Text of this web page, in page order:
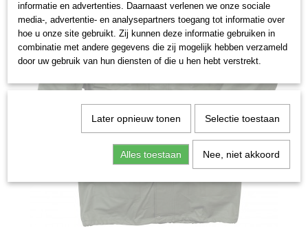
informatie en advertenties. Daarnaast verlenen we onze sociale
media-, advertentie- en analysepartners toegang tot informatie over
hoe u onze site gebruikt. Zij kunnen deze informatie gebruiken in
combinatie met andere gegevens die zij mogelijk hebben verzameld
door uw gebruik van hun diensten of die u hen hebt verstrekt.
Later opnieuw tonen Selectie toestaan
Alles toestaan Nee, niet akkoord